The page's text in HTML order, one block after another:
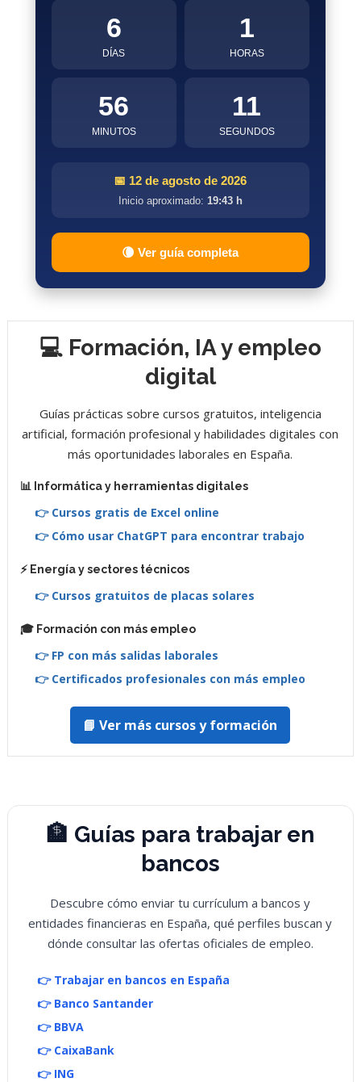
6
DÍAS
1
HORAS
56
MINUTOS
10
SEGUNDOS
📅 12 de agosto de 2026
Inicio aproximado: 19:43 h
🌘 Ver guía completa
💻 Formación, IA y empleo
digital
Guías prácticas sobre cursos gratuitos, inteligencia
artificial, formación profesional y habilidades digitales con
más oportunidades laborales en España.
📊 Informática y herramientas digitales
👉 Cursos gratis de Excel online
👉 Cómo usar ChatGPT para encontrar trabajo
⚡ Energía y sectores técnicos
👉 Cursos gratuitos de placas solares
🎓 Formación con más empleo
👉 FP con más salidas laborales
👉 Certificados profesionales con más empleo
📘 Ver más cursos y formación
🏦 Guías para trabajar en
bancos
Descubre cómo enviar tu currículum a bancos y
entidades financieras en España, qué perfiles buscan y
dónde consultar las ofertas oficiales de empleo.
👉 Trabajar en bancos en España
👉 Banco Santander
👉 BBVA
👉 CaixaBank
👉 ING